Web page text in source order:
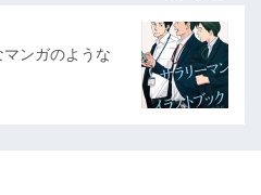
ンガのような